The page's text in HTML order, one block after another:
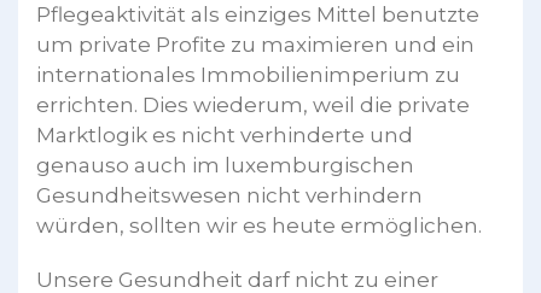
Pflegeaktivität als einziges Mittel benutzte
um private Profite zu maximieren und ein
internationales Immobilienimperium zu
errichten. Dies wiederum, weil die private
Marktlogik es nicht verhinderte und
genauso auch im luxemburgischen
Gesundheitswesen nicht verhindern
würden, sollten wir es heute ermöglichen.
Unsere Gesundheit darf nicht zu einer